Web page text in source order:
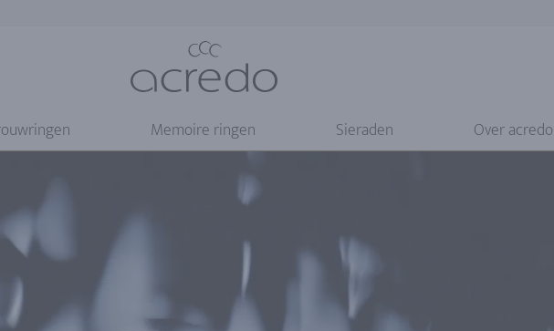
Memoire ringen Sieraden Over acredo